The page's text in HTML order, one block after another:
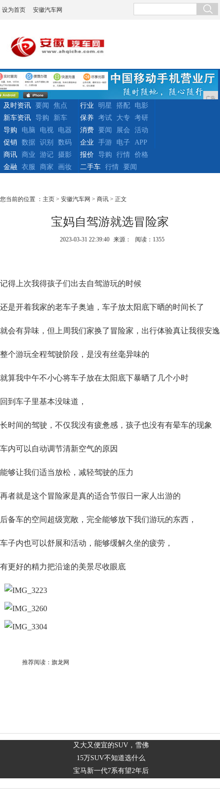
设为首页 安徽汽车网
广告
及时资讯 要闻
焦点
新车资讯
导购 新车
行业 明星 搭配
电影
保养
考试 大专
考研
导购
电脑 电视
电器
促销
数据 识别 数码
消费 要闻 展会
活动
企业
手游 电子
APP
商讯
商业 游记
摄影
金融
衣服 商家 画妆
报价 导购 行情
价格
二手车
行情 要闻
您当前的位置 ： 主页 > 安徽汽车网 > 商讯 > 正文
宝妈自驾游就选冒险家
2023-03-31 22:39:40 来源： 阅读：1355
记得上次我得孩子们出去自驾游玩的时候
还是开着我家的老车子奥迪，车子放太阳底️下晒的时间长了
就会有异味，但上周我们家换了冒险家，出行体验真让我很安逸
整个游玩全程驾驶阶段，是没有丝毫异味的
就算我中午不小心将车子放在太阳底下暴晒了几个小时
回到车子里基本没味道，
长时间的驾驶，不仅我没有疲惫感，孩子也没有有晕车的现象
车内可以自动调节清新空气的原因
能够让我们适当放松，减轻驾驶的压力
再者就是这个冒险家是真的适合节假日一家人出游的
后备车的空间超级宽敞，完全能够放下我们游玩的东西，
车子内也可以舒展和活动，能够缓解久坐的疲劳，
有更好的精力把沿途的美景尽收眼底
推荐阅读： 旗龙网
又大又便宜的SUV，雪佛
15万SUV不知道选什么
宝马新一代7系有望2年后